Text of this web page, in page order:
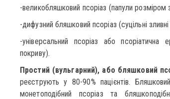
-великобляшковий псоріаз (папули
-дифузний бляшковий псоріаз (суцільні
-універсальний псоріаз або псоріатична
покриву).
Простий (вульгарний), або бляшковий
реєструють у 80-90% пацієнтів.
монетоподібний псоріаз та